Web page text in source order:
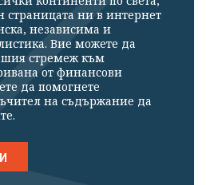
страницата ни в интернет
независима и
Вие можете да
стремеж към
от финансови
да помогнете
на съдържание да